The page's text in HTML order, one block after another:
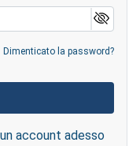
Dimenticato la password?
account adesso